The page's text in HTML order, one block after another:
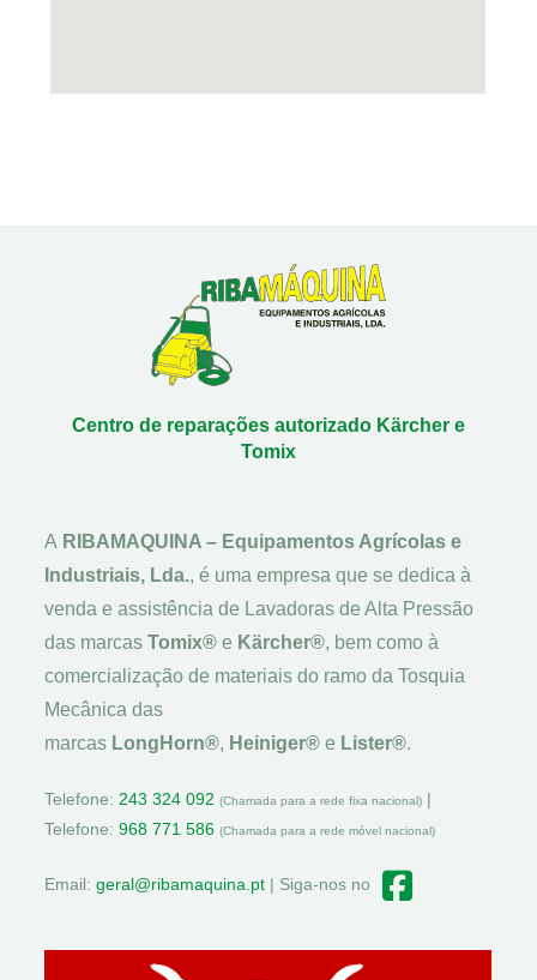
Centro de reparações autorizado Kärcher e
Tomix
A RIBAMAQUINA – Equipamentos Agrícolas e
Industriais, Lda., é uma empresa que se dedica à
venda e assistência de Lavadoras de Alta Pressão
das marcasTomix® e Kärcher®, bem como à
comercialização de materiais do ramo da Tosquia
Mecânica das
marcas LongHorn®, Heiniger® e Lister®.
Telefone: 243 324 092 (Chamada para a rede fixa nacional) |
Telefone:968 771 586 (Chamada para a rede móvel nacional)
Email:geral@ribamaquina.pt | Siga-nos no